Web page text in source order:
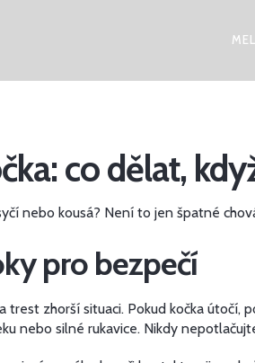
co dělat,
nebo kousá? Není to jen špatné
pro bezpečí
trest zhorší situaci. Pokud kočka
nebo silné rukavice. Nikdy